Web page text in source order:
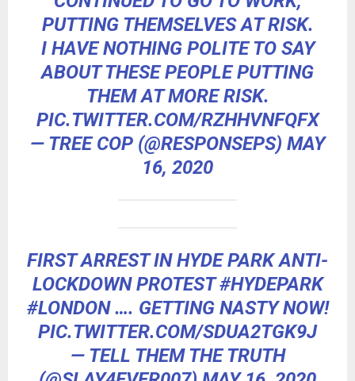
PUTTING THEMSELVES AT RISK.
I HAVE NOTHING POLITE TO SAY
ABOUT THESE PEOPLE PUTTING
THEM AT MORE RISK.
PIC.TWITTER.COM/RZHHVNFQFX
— TREE COP (@RESPONSEPS) MAY
16, 2020
FIRST ARREST IN HYDE PARK ANTI-
LOCKDOWN PROTEST#HYDEPARK
#LONDON…. GETTING NASTY NOW!
PIC.TWITTER.COM/SDUA2TGK9J
— TELL THEM THE TRUTH